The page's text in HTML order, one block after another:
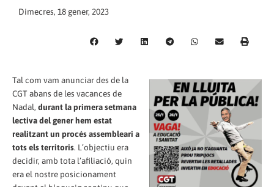
Dimecres, 18 gener, 2023
Tal com vam anunciar des de la
CGT abans de les vacances de
Nadal, durant la primera setmana
lectiva del gener hem estat
realitzant un procés assembleari a
tots els territoris. L’objectiu era
decidir, amb tota l’afiliació, quin
era el nostre posicionament